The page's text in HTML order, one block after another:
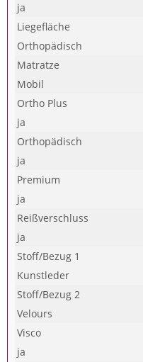
ja
Liegefläche
Orthopädisch
Matratze
Mobil
Ortho Plus
ja
Orthopädisch
ja
Premium
ja
Reißverschluss
ja
Stoff/Bezug 1
Kunstleder
Stoff/Bezug 2
Velours
Visco
ja